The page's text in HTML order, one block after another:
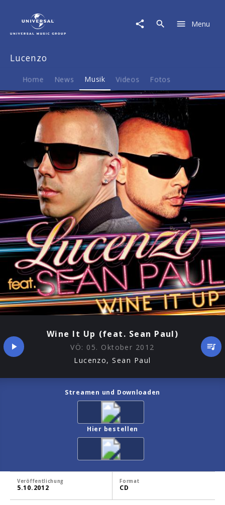
Sean
Paul)
Menu
Lucenzo
Home News Musik Videos Fotos
Wine It Up (feat. Sean Paul)
VÖ: 05. Oktober 2012
Lucenzo, Sean Paul
Streamen und Downloaden
Hier bestellen
Veröffentlichung
5.10.2012
Format
CD